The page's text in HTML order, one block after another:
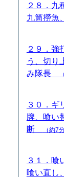
２８．九
九筒撈魚
２９．強
う、切り
み隊長
３０．ギ
牌、喰い
断
（約7
３１．喰
喰い直し